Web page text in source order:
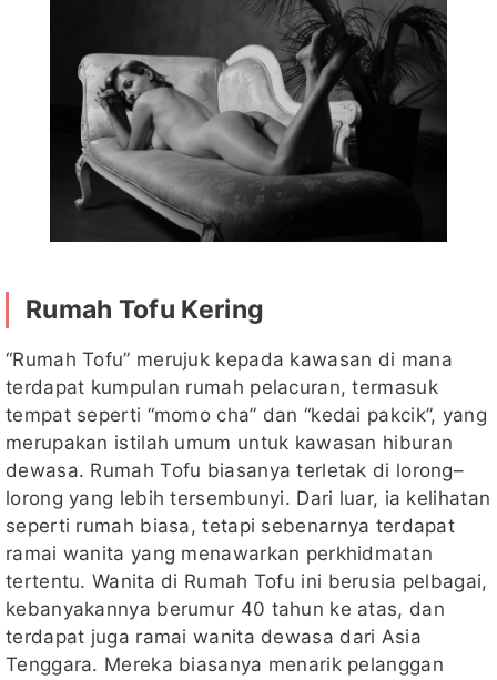
Rumah Tofu Kering
“Rumah Tofu” merujuk kepada kawasan di mana
terdapat kumpulan rumah pelacuran, termasuk
tempat seperti “momo cha” dan “kedai pakcik”, yang
merupakan istilah umum untuk kawasan hiburan
dewasa. Rumah Tofu biasanya terletak di lorong–
lorong yang lebih tersembunyi. Dari luar, ia kelihatan
seperti rumah biasa, tetapi sebenarnya terdapat
ramai wanita yang menawarkan perkhidmatan
tertentu. Wanita di Rumah Tofu ini berusia pelbagai,
kebanyakannya berumur 40 tahun ke atas, dan
terdapat juga ramai wanita dewasa dari Asia
Tenggara. Mereka biasanya menarik pelanggan